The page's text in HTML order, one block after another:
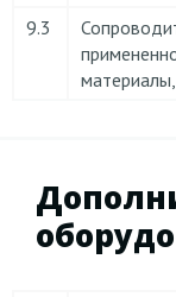
9.3